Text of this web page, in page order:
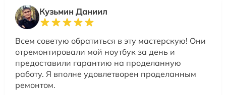
Кузьмин Даниил
Всем советую обратиться в эту мастерскую! Они
отремонтировали мой ноутбук за день и
предоставили гарантию на проделанную
работу. Я вполне удовлетворен проделанным
ремонтом.